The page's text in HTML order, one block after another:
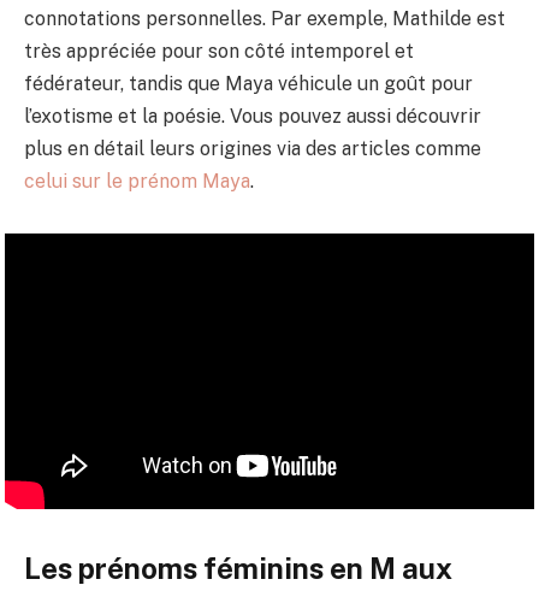
connotations personnelles. Par exemple, Mathilde est
très appréciée pour son côté intemporel et
fédérateur, tandis que Maya véhicule un goût pour
l’exotisme et la poésie. Vous pouvez aussi découvrir
plus en détail leurs origines via des articles comme
celui sur le prénom Maya.
Les prénoms féminins en M aux